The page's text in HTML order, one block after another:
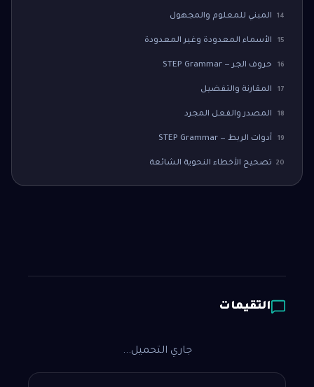
14 المبني للمعلوم والمجهول
15 الأسماء المعدودة وغير المعدودة
16 حروف الجر — STEP Grammar
17 المقارنة والتفضيل
18 المصدر والفعل المجرد
19 أدوات الربط — STEP Grammar
20 تصحيح الأخطاء النحوية الشائعة
التقيمات
جاري التحميل...